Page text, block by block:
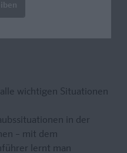
wichtigen Situationen
in der
– mit dem
lernt man